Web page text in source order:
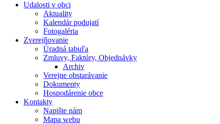
Udalosti v obci
Aktuality
Kalendár podujatí
Fotogaléria
Zverejňovanie
Úradná tabuľa
Zmluvy, Faktúry, Objednávky
Archiv
Verejne obstarávanie
Dokumenty
Hospodárenie obce
Kontakty
Napište nám
Mapa webu